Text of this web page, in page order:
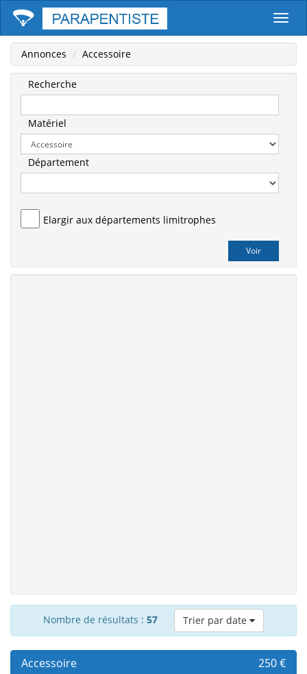
Annonces Accessoire
Recherche
Matériel
Département
Elargir aux départements limitrophes
Nombre de résultats : 57 Trier par date
Accessoire 250 €